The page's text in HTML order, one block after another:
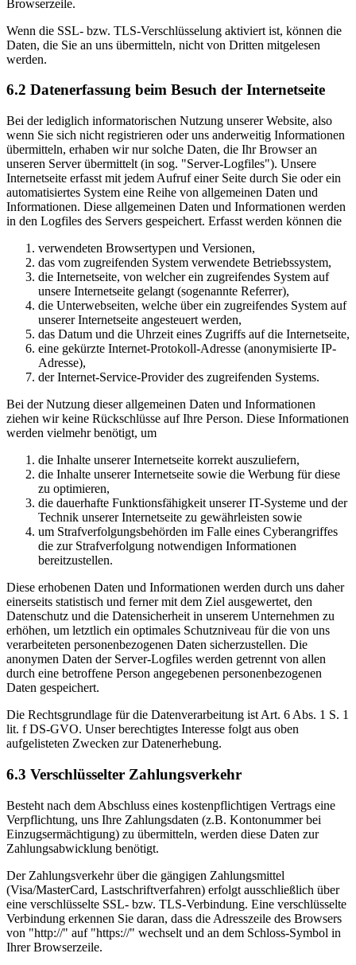
Browserzeile.
Wenn die SSL- bzw. TLS-Verschlüsselung aktiviert ist, können die
Daten, die Sie an uns übermitteln, nicht von Dritten mitgelesen
werden.
6.2 Datenerfassung beim Besuch der Internetseite
Bei der lediglich informatorischen Nutzung unserer Website, also
wenn Sie sich nicht registrieren oder uns anderweitig Informationen
übermitteln, erhaben wir nur solche Daten, die Ihr Browser an
unseren Server übermittelt (in sog. "Server-Logfiles"). Unsere
Internetseite erfasst mit jedem Aufruf einer Seite durch Sie oder ein
automatisiertes System eine Reihe von allgemeinen Daten und
Informationen. Diese allgemeinen Daten und Informationen werden
in den Logfiles des Servers gespeichert. Erfasst werden können die
verwendeten Browsertypen und Versionen,
das vom zugreifenden System verwendete Betriebssystem,
die Internetseite, von welcher ein zugreifendes System auf
unsere Internetseite gelangt (sogenannte Referrer),
die Unterwebseiten, welche über ein zugreifendes System auf
unserer Internetseite angesteuert werden,
das Datum und die Uhrzeit eines Zugriffs auf die Internetseite,
eine gekürzte Internet-Protokoll-Adresse (anonymisierte IP-
Adresse),
der Internet-Service-Provider des zugreifenden Systems.
Bei der Nutzung dieser allgemeinen Daten und Informationen
ziehen wir keine Rückschlüsse auf Ihre Person. Diese Informationen
werden vielmehr benötigt, um
die Inhalte unserer Internetseite korrekt auszuliefern,
die Inhalte unserer Internetseite sowie die Werbung für diese
zu optimieren,
die dauerhafte Funktionsfähigkeit unserer IT-Systeme und der
Technik unserer Internetseite zu gewährleisten sowie
um Strafverfolgungsbehörden im Falle eines Cyberangriffes
die zur Strafverfolgung notwendigen Informationen
bereitzustellen.
Diese erhobenen Daten und Informationen werden durch uns daher
einerseits statistisch und ferner mit dem Ziel ausgewertet, den
Datenschutz und die Datensicherheit in unserem Unternehmen zu
erhöhen, um letztlich ein optimales Schutzniveau für die von uns
verarbeiteten personenbezogenen Daten sicherzustellen. Die
anonymen Daten der Server-Logfiles werden getrennt von allen
durch eine betroffene Person angegebenen personenbezogenen
Daten gespeichert.
Die Rechtsgrundlage für die Datenverarbeitung ist Art. 6 Abs. 1 S. 1
lit. f DS-GVO. Unser berechtigtes Interesse folgt aus oben
aufgelisteten Zwecken zur Datenerhebung.
6.3 Verschlüsselter Zahlungsverkehr
Besteht nach dem Abschluss eines kostenpflichtigen Vertrags eine
Verpflichtung, uns Ihre Zahlungsdaten (z.B. Kontonummer bei
Einzugsermächtigung) zu übermitteln, werden diese Daten zur
Zahlungsabwicklung benötigt.
Der Zahlungsverkehr über die gängigen Zahlungsmittel
(Visa/MasterCard, Lastschriftverfahren) erfolgt ausschließlich über
eine verschlüsselte SSL- bzw. TLS-Verbindung. Eine verschlüsselte
Verbindung erkennen Sie daran, dass die Adresszeile des Browsers
von "http://" auf "https://" wechselt und an dem Schloss-Symbol in
Ihrer Browserzeile.